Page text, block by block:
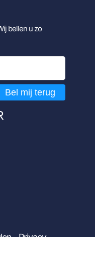
bellen u zo
Bel mij terug
Privacy